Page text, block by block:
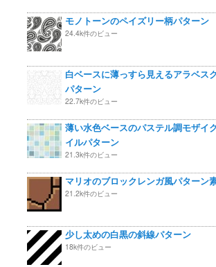
モノトーンのペイズリー柄パターン
24.4k件のビュー
白ベースに薄っすら見えるアラベス
パターン
22.7k件のビュー
薄い水色ベースのパステル調モザイ
イルパターン
21.3k件のビュー
マリオのブロックレンガ風パターン
21.2k件のビュー
少し太めの白黒の斜線パターン
18k件のビュー